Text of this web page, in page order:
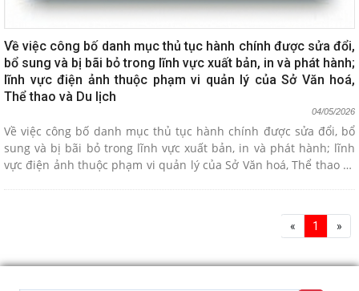
Về việc công bố danh mục thủ tục hành chính được sửa đổi,
bổ sung và bị bãi bỏ trong lĩnh vực xuất bản, in và phát hành;
lĩnh vực điện ảnh thuộc phạm vi quản lý của Sở Văn hoá,
Thể thao và Du lịch
04/05/2026
Về việc công bố danh mục thủ tục hành chính được sửa đổi, bổ
sung và bị bãi bỏ trong lĩnh vực xuất bản, in và phát hành; lĩnh
vực điện ảnh thuộc phạm vi quản lý của Sở Văn hoá, Thể thao và
« 1 »